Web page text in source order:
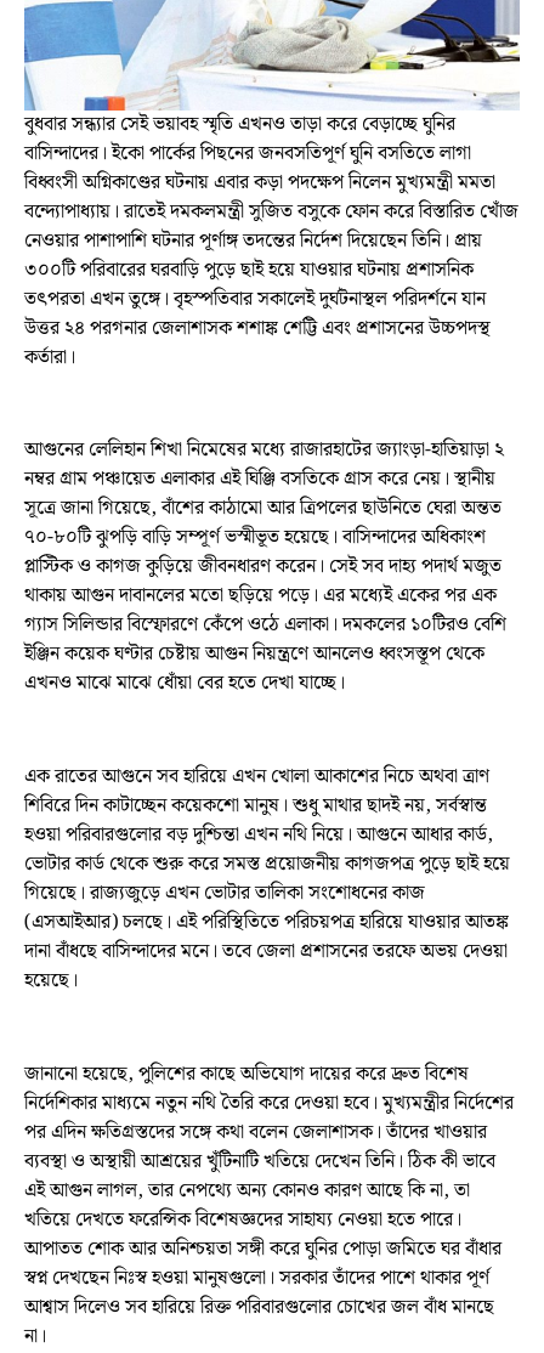
বুধবার সন্ধ্যার সেই ভয়াবহ স্মৃতি এখনও তাড়া করে বেড়াচ্ছে ঘুনির
বাসিন্দাদের। ইকো পার্কের পিছনের জনবসতিপূর্ণ ঘুনি বসতিতে লাগা
বিধ্বংসী অগ্নিকাণ্ডের ঘটনায় এবার কড়া পদক্ষেপ নিলেন মুখ্যমন্ত্রী মমতা
বন্দ্যোপাধ্যায়। রাতেই দমকলমন্ত্রী সুজিত বসুকে ফোন করে বিস্তারিত খোঁজ
নেওয়ার পাশাপাশি ঘটনার পূর্ণাঙ্গ তদন্তের নির্দেশ দিয়েছেন তিনি। প্রায়
৩০০টি পরিবারের ঘরবাড়ি পুড়ে ছাই হয়ে যাওয়ার ঘটনায় প্রশাসনিক
তৎপরতা এখন তুঙ্গে। বৃহস্পতিবার সকালেই দুর্ঘটনাস্থল পরিদর্শনে যান
উত্তর ২৪ পরগনার জেলাশাসক শশাঙ্ক শেট্টি এবং প্রশাসনের উচ্চপদস্থ
কর্তারা।
আগুনের লেলিহান শিখা নিমেষের মধ্যে রাজারহাটের জ্যাংড়া-হাতিয়াড়া ২
নম্বর গ্রাম পঞ্চায়েত এলাকার এই ঘিঞ্জি বসতিকে গ্রাস করে নেয়। স্থানীয়
সূত্রে জানা গিয়েছে, বাঁশের কাঠামো আর ত্রিপলের ছাউনিতে ঘেরা অন্তত
৭০-৮০টি ঝুপড়ি বাড়ি সম্পূর্ণ ভস্মীভূত হয়েছে। বাসিন্দাদের অধিকাংশ
প্লাস্টিক ও কাগজ কুড়িয়ে জীবনধারণ করেন। সেই সব দাহ্য পদার্থ মজুত
থাকায় আগুন দাবানলের মতো ছড়িয়ে পড়ে। এর মধ্যেই একের পর এক
গ্যাস সিলিন্ডার বিস্ফোরণে কেঁপে ওঠে এলাকা। দমকলের ১০টিরও বেশি
ইঞ্জিন কয়েক ঘণ্টার চেষ্টায় আগুন নিয়ন্ত্রণে আনলেও ধ্বংসস্তূপ থেকে
এখনও মাঝে মাঝে ধোঁয়া বের হতে দেখা যাচ্ছে।
এক রাতের আগুনে সব হারিয়ে এখন খোলা আকাশের নিচে অথবা ত্রাণ
শিবিরে দিন কাটাচ্ছেন কয়েকশো মানুষ। শুধু মাথার ছাদই নয়, সর্বস্বান্ত
হওয়া পরিবারগুলোর বড় দুশ্চিন্তা এখন নথি নিয়ে। আগুনে আধার কার্ড,
ভোটার কার্ড থেকে শুরু করে সমস্ত প্রয়োজনীয় কাগজপত্র পুড়ে ছাই হয়ে
গিয়েছে। রাজ্যজুড়ে এখন ভোটার তালিকা সংশোধনের কাজ
(এসআইআর) চলছে। এই পরিস্থিতিতে পরিচয়পত্র হারিয়ে যাওয়ার আতঙ্ক
দানা বাঁধছে বাসিন্দাদের মনে। তবে জেলা প্রশাসনের তরফে অভয় দেওয়া
হয়েছে।
জানানো হয়েছে, পুলিশের কাছে অভিযোগ দায়ের করে দ্রুত বিশেষ
নির্দেশিকার মাধ্যমে নতুন নথি তৈরি করে দেওয়া হবে। মুখ্যমন্ত্রীর নির্দেশের
পর এদিন ক্ষতিগ্রস্তদের সঙ্গে কথা বলেন জেলাশাসক। তাঁদের খাওয়ার
ব্যবস্থা ও অস্থায়ী আশ্রয়ের খুঁটিনাটি খতিয়ে দেখেন তিনি। ঠিক কী ভাবে
এই আগুন লাগল, তার নেপথ্যে অন্য কোনও কারণ আছে কি না, তা
খতিয়ে দেখতে ফরেন্সিক বিশেষজ্ঞদের সাহায্য নেওয়া হতে পারে।
আপাতত শোক আর অনিশ্চয়তা সঙ্গী করে ঘুনির পোড়া জমিতে ঘর বাঁধার
স্বপ্ন দেখছেন নিঃস্ব হওয়া মানুষগুলো। সরকার তাঁদের পাশে থাকার পূর্ণ
আশ্বাস দিলেও সব হারিয়ে রিক্ত পরিবারগুলোর চোখের জল বাঁধ মানছে
না।